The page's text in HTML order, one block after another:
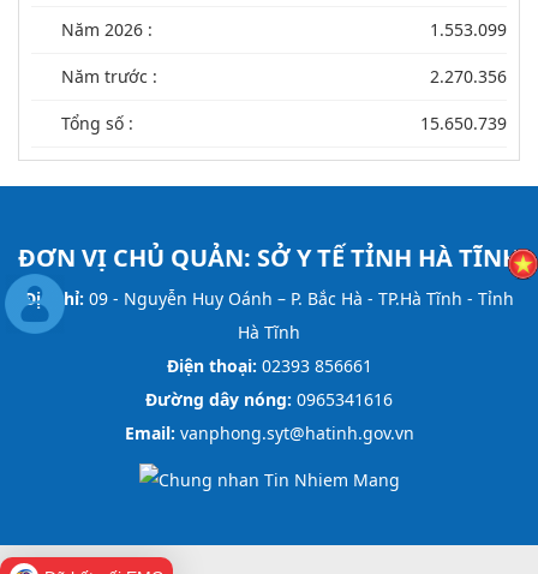
Năm 2026 : 1.553.099
Năm trước : 2.270.356
Tổng số : 15.650.739
ĐƠN VỊ CHỦ QUẢN: SỞ Y TẾ TỈNH HÀ TĨNH
Địa chỉ: 09 - Nguyễn Huy Oánh – P. Bắc Hà - TP.Hà Tĩnh - Tỉnh
Hà Tĩnh
Điện thoại: 02393 856661
Đường dây nóng: 0965341616
Email: vanphong.syt@hatinh.gov.vn